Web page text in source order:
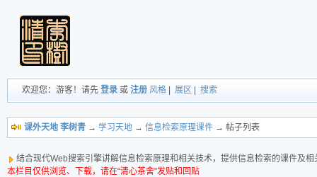
欢迎您：游客！请先 登录 或 注册 风格 展区 搜索
课外天地 李树青 → 学习天地 → 信息检索原理课件 → 帖子列表
结合现代Web搜索引擎讲解信息检索原理和相关技术，提供信息检索的课件及相
本栏目仅供浏览、下载，请在“清心茶舍”发贴和回贴